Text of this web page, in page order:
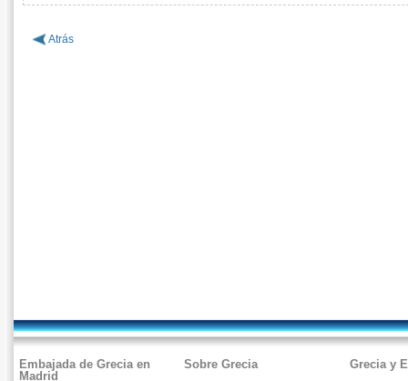
Atrás
Embajada de Grecia en
Madrid
Sobre Grecia Grecia y